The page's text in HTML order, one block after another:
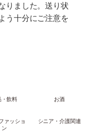
りました。送り状
う十分にご注意を
・飲料 お酒
ァッショ
ン
シニア・介護関連